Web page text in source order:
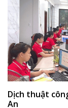
Dịch thuật
An